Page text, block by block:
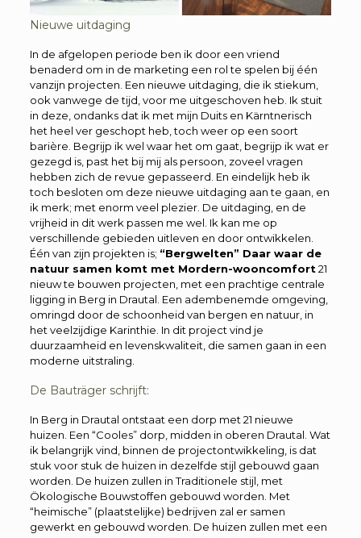
Nieuwe uitdaging
In de afgelopen periode ben ik door een vriend
benaderd om in de marketing een rol te spelen bij één
vanzijn projecten. Een nieuwe uitdaging, die ik stiekum,
ook vanwege de tijd, voor me uitgeschoven heb. Ik stuit
in deze, ondanks dat ik met mijn Duits en Kärntnerisch
het heel ver geschopt heb, toch weer op een soort
barière. Begrijp ik wel waar het om gaat, begrijp ik wat er
gezegd is, past het bij mij als persoon, zoveel vragen
hebben zich de revue gepasseerd. En eindelijk heb ik
toch besloten om deze nieuwe uitdaging aan te gaan, en
ik merk; met enorm veel plezier. De uitdaging, en de
vrijheid in dit werk passen me wel. Ik kan me op
verschillende gebieden uitleven en door ontwikkelen.
Één van zijn projekten is; “Bergwelten” Daar waar de
natuur samen komt met Mordern-wooncomfort21
nieuw te bouwen projecten, met een prachtige centrale
ligging in Berg in Drautal. Een adembenemde omgeving,
omringd door de schoonheid van bergen en natuur, in
het veelzijdige Karinthie. In dit project vind je
duurzaamheid en levenskwaliteit, die samen gaan in een
moderne uitstraling.
De Bauträger schrijft:
In Berg in Drautal ontstaat een dorp met 21 nieuwe
huizen. Een “Cooles” dorp, midden in oberen Drautal. Wat
ik belangrijk vind, binnen de projectontwikkeling, is dat
stuk voor stuk de huizen in dezelfde stijl gebouwd gaan
worden. De huizen zullen in Traditionele stijl, met
Ökologische Bouwstoffen gebouwd worden. Met
“heimische” (plaatstelijke) bedrijven zal er samen
gewerkt en gebouwd worden. De huizen zullen met een